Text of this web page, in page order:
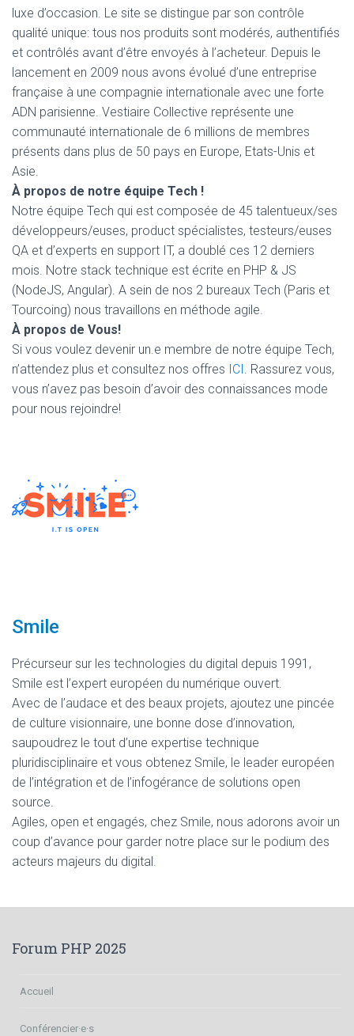
luxe d’occasion. Le site se distingue par son contrôle
qualité unique: tous nos produits sont modérés, authentifiés
et contrôlés avant d’être envoyés à l’acheteur. Depuis le
lancement en 2009 nous avons évolué d’une entreprise
française à une compagnie internationale avec une forte
ADN parisienne. Vestiaire Collective représente une
communauté internationale de 6 millions de membres
présents dans plus de 50 pays en Europe, Etats-Unis et
Asie.
À propos de notre équipe Tech !
Notre équipe Tech qui est composée de 45 talentueux/ses
développeurs/euses, product spécialistes, testeurs/euses
QA et d’experts en support IT, a doublé ces 12 derniers
mois. Notre stack technique est écrite en PHP & JS
(NodeJS, Angular). A sein de nos 2 bureaux Tech (Paris et
Tourcoing) nous travaillons en méthode agile.
À propos de Vous!
Si vous voulez devenir un.e membre de notre équipe Tech,
n’attendez plus et consultez nos offres ICI. Rassurez vous,
vous n’avez pas besoin d’avoir des connaissances mode
pour nous rejoindre!
Smile
Précurseur sur les technologies du digital depuis 1991,
Smile est l’expert européen du numérique ouvert.
Avec de l’audace et des beaux projets, ajoutez une pincée
de culture visionnaire, une bonne dose d’innovation,
saupoudrez le tout d’une expertise technique
pluridisciplinaire et vous obtenez Smile, le leader européen
de l’intégration et de l’infogérance de solutions open
source.
Agiles, open et engagés, chez Smile, nous adorons avoir un
coup d’avance pour garder notre place sur le podium des
acteurs majeurs du digital.
Forum PHP 2025
Accueil
Conférencier·e·s